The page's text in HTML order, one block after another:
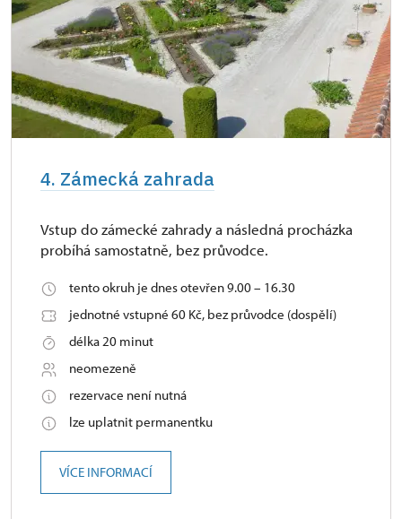
4. Zámecká zahrada
Vstup do zámecké zahrady a následná procházka
probíhá samostatně, bez průvodce.
tento okruh je dnes otevřen 9.00 – 16.30
jednotné vstupné 60 Kč, bez průvodce (dospělí)
délka 20 minut
neomezeně
rezervace není nutná
lze uplatnit permanentku
VÍCE INFORMACÍ